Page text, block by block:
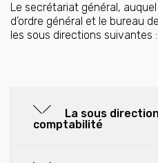
Le secrétariat général,
d’ordre général et le bureau
les sous directions suivantes :
La sous
comptabilité